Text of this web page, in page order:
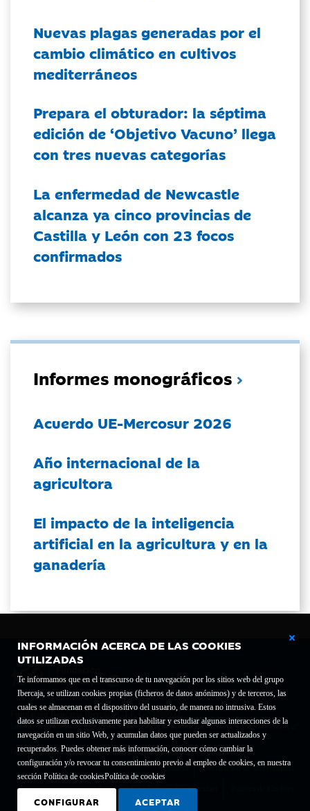
INFORMACIÓN ACERCA DE LAS COOKIES
UTILIZADAS
Te informamos que en el transcurso de tu navegación por los sitios web del grupo
Ibercaja, se utilizan cookies propias (ficheros de datos anónimos) y de terceros, las
cuales se almacenan en el dispositivo del usuario, de manera no intrusiva. Estos
datos se utilizan exclusivamente para habilitar y estudiar algunas interacciones de la
navegación en un sitio Web, y acumulan datos que pueden ser actualizados y
recuperados. Puedes obtener más información, conocer cómo cambiar la
configuración y/o revocar tu consentimiento previo al empleo de cookies, en nuestra
sección Política de cookiesPolítica de cookies
CONFIGURAR ACEPTAR
Nuevas plagas generadas por el
cambio climático en cultivos
mediterráneos
Prepara el obturador: la séptima
edición de ‘Objetivo Vacuno’ llega
con tres nuevas categorías
La enfermedad de Newcastle
alcanza ya cinco provincias de
Castilla y León con 23 focos
confirmados
Informes monográficos
Acuerdo UE-Mercosur 2026
Año internacional de la
agricultora
El impacto de la inteligencia
artificial en la agricultura y en la
ganadería
Fundación Bancaria Ibercaja C.I.F. G-50000652.
Inscrita en el Registro de Fundaciones del Mº de Educación, Cultura y Deporte con el nº
1689.
Domicilio social: Joaquín Costa, 13. 50001 Zaragoza.
Contacto
Declaración de accesibilidad
Aviso legal Política de privacidad